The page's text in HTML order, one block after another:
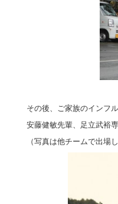
その後、ご家族のインフ
安藤健敏先輩、足立武裕
（写真は他チームで出場